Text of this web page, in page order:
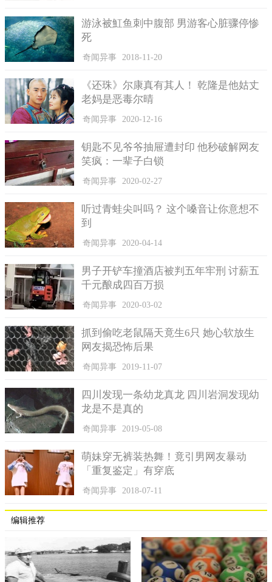
游泳被魟鱼刺中腹部 男游客心脏骤停惨
死
奇闻异事 2018-11-20
《还珠》尔康真有其人！ 乾隆是他姑丈
老妈是恶毒尔晴
奇闻异事 2020-12-16
钥匙不见爷爷抽屉遭封印 他秒破解网友
笑疯：一辈子白锁
奇闻异事 2020-02-27
听过青蛙尖叫吗？ 这个嗓音让你意想不
到
奇闻异事 2020-04-14
男子开铲车撞酒店被判五年牢刑 讨薪五
千元酿成四百万损
奇闻异事 2020-03-02
抓到偷吃老鼠隔天竟生6只 她心软放生
网友揭恐怖后果
奇闻异事 2019-11-07
四川发现一条幼龙真龙 四川岩洞发现幼
龙是不是真的
奇闻异事 2019-05-08
萌妹穿无裤装热舞！竟引男网友暴动
「重复鉴定」有穿底
奇闻异事 2018-07-11
编辑推荐